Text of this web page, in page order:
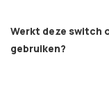
Werkt deze switch
gebruiken?